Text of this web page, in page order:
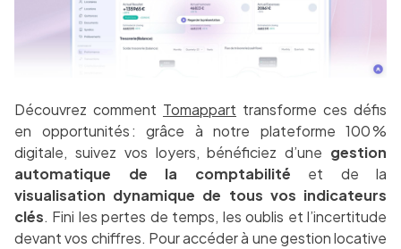
Découvrez comment Tomappart transforme ces défis
en opportunités : grâce à notre plateforme 100 %
digitale, suivez vos loyers, bénéficiez d’une gestion
automatique de la comptabilité et de la
visualisation dynamique de tous vos indicateurs
clés. Fini les pertes de temps, les oublis et l’incertitude
devant vos chiffres. Pour accéder à une gestion locative